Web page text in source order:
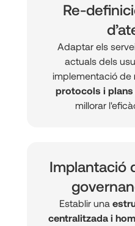
Re-
Adaptar els
actuals dels
implementació de
protocols i
millorar
Implantació
Establir una
centralitzada i